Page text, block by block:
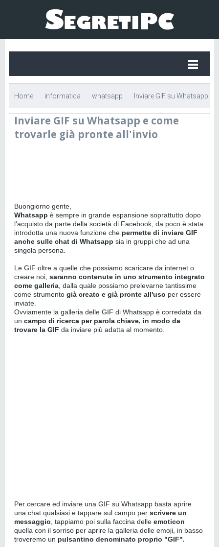
Home informatica whatsapp Inviare GIF su Whatsapp
e come trovarle già pronte all'invio
Inviare GIF su Whatsapp e come
trovarle già pronte all'invio
Buongiorno gente,
Whatsapp è sempre in grande espansione soprattutto dopo
l'acquisto da parte della società di Facebook, da poco è stata
introdotta una nuova funzione che permette di inviare GIF
anche sulle chat di Whatsapp sia in gruppi che ad una
singola persona.
Le GIF oltre a quelle che possiamo scaricare da internet o
creare noi, saranno contenute in uno strumento integrato
come galleria , dalla quale possiamo prelevarne tantissime
come strumento già creato e già pronte all'uso per essere
inviate.
Ovviamente la galleria delle GIF di Whatsapp è corredata da
un campo di ricerca per parola chiave, in modo da
trovare la GIF da inviare più adatta al momento.
Per cercare ed inviare una GIF su Whatsapp basta aprire
una chat qualsiasi e tappare sul campo per scrivere un
messaggio , tappiamo poi sulla faccina delle emoticon
quella con il sorriso per aprire la galleria delle emoji, in basso
troveremo un pulsantino denominato proprio "GIF".